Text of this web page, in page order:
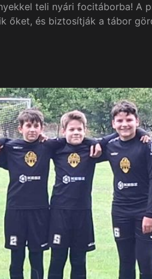
teli nyári focitáborba! A
őket, és biztosítják a tábor